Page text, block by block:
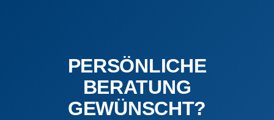
PERSÖNLICHE
BERATUNG
GEWÜNSCHT?